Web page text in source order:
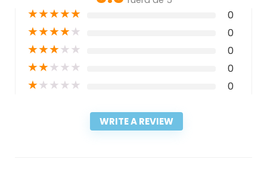
★★★★★ 0
★★★★★ 0
★★★★★ 0
★★★★★ 0
★★★★★ 0
WRITE A REVIEW